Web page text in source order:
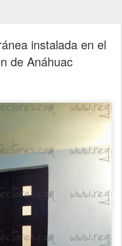
instalada en el
de Anáhuac